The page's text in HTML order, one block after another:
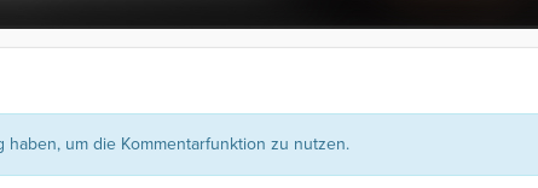
haben, um die Kommentarfunktion zu nutzen.